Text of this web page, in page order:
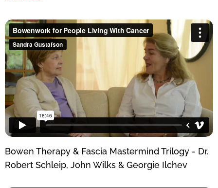
Bowen Therapy & Fascia Mastermind Trilogy - Dr.
Robert Schleip, John Wilks & Georgie Ilchev